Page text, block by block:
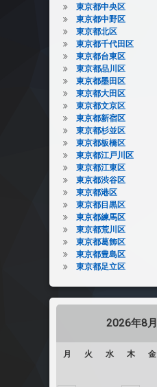
東京都中央区
東京都中野区
東京都北区
東京都千代田区
東京都台東区
東京都品川区
東京都墨田区
東京都大田区
東京都文京区
東京都新宿区
東京都杉並区
東京都板橋区
東京都江戸川区
東京都江東区
東京都渋谷区
東京都港区
東京都目黒区
東京都練馬区
東京都荒川区
東京都葛飾区
東京都豊島区
東京都足立区
2026年8月
月 火 水 木 金